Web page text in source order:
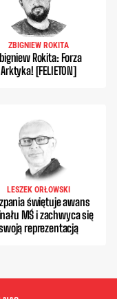
ZBIGNIEW ROKITA
Rokita: Forza
Arktyka! [FELIETON]
LESZEK ORŁOWSKI
świętuje awans
MŚ i zachwyca się
reprezentacją